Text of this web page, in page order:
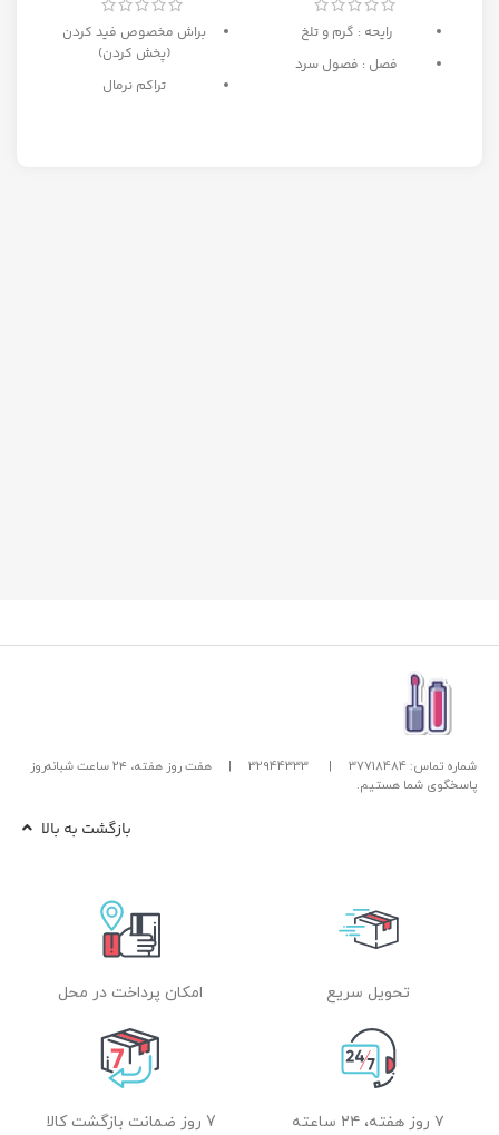
رایحه : گرم و تلخ
فصل : فصول سرد
براش مخصوص فید کردن
(پخش کردن)
تراکم نرمال
شماره تماس: 37718484 |
32944333
|
هفت روز هفته، ۲۴ ساعت شبانه‌روز
پاسخگوی شما هستیم.
بازگشت به بالا
تحویل سریع امکان پرداخت در محل
۷ روز هفته، ۲۴ ساعته 7 روز ضمانت بازگشت کالا